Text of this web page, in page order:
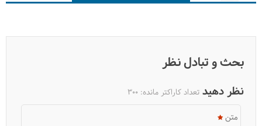
بحث و تبادل نظر
نظر دهید تعداد کاراکتر مانده: 300
متن